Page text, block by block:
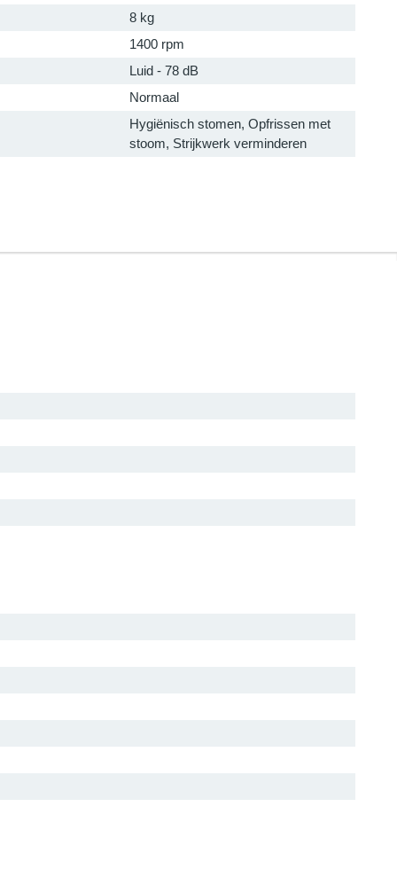
8 kg
1400 rpm
Luid - 78 dB
Normaal
Hygiënisch stomen, Opfrissen met
stoom, Strijkwerk verminderen